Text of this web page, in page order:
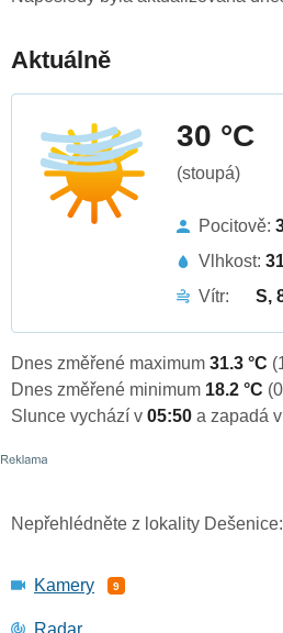
Aktuálně
30 °C
(stoupá)
Pocitově:
Vlhkost:
Vítr:
S,
Dnes změřené maximum 31.3 °C
Dnes změřené minimum 18.2 °C
Slunce vychází v 05:50 a zapadá v
Nepřehlédněte z lokality Dešenice:
Kamery 9